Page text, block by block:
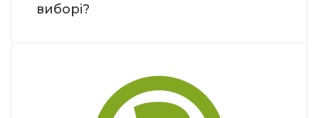
виборі?